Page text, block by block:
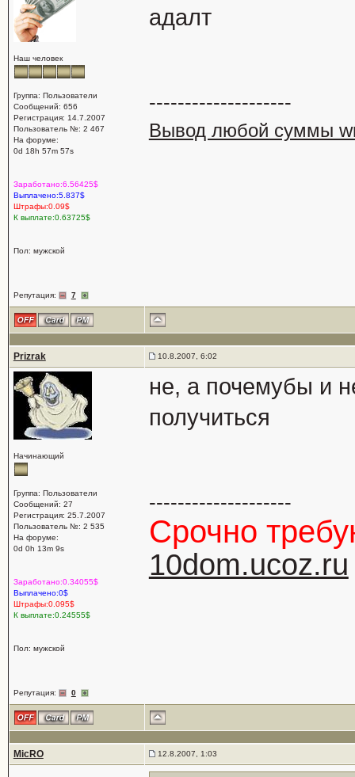
Наш человек
Группа: Пользователи
Сообщений: 656
Регистрация: 14.7.2007
Пользователь №: 2 467
На форуме:
0d 18h 57m 57s
Заработано:6.56425$
Выплачено:5.837$
Штрафы:0.09$
К выплате:0.63725$
Пол: мужской
Репутация: 7
адалт
--------------------
Вывод любой суммы
Prizrak 10.8.2007, 6:02
Начинающий
Группа: Пользователи
Сообщений: 27
Регистрация: 25.7.2007
Пользователь №: 2 535
На форуме:
0d 0h 13m 9s
Заработано:0.34055$
Выплачено:0$
Штрафы:0.095$
К выплате:0.24555$
Пол: мужской
Репутация: 0
не, а почемубы и
получиться
--------------------
Срочно
10dom.ucoz.ru
MicRO 12.8.2007, 1:03